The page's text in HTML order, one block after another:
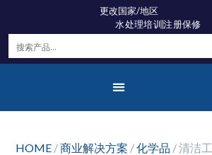
更改国家/地区
水处理培训注册保修
HOME /商业解决方案 /化学品 / 清洁工